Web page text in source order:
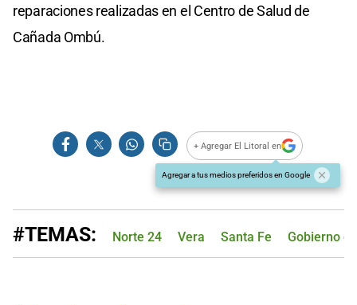
reparaciones realizadas en el Centro de Salud de
Cañada Ombú.
+ Agregar El Litoral en
Agregar a tus medios preferidos en Google
#TEMAS: Norte 24 Vera Santa Fe Gobierno